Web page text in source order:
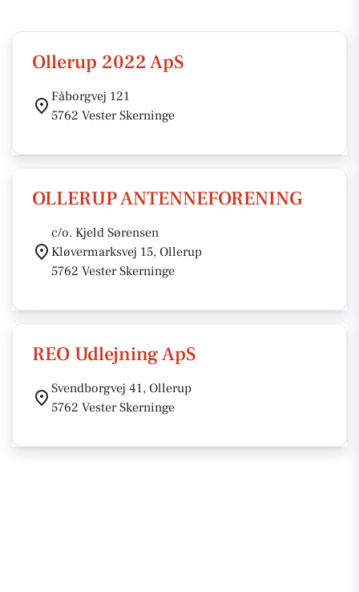
Ollerup 2022 ApS
Fåborgvej 121
5762 Vester Skerninge
OLLERUP ANTENNEFORENING
c/o. Kjeld Sørensen
Kløvermarksvej 15, Ollerup
5762 Vester Skerninge
REO Udlejning ApS
Svendborgvej 41, Ollerup
5762 Vester Skerninge